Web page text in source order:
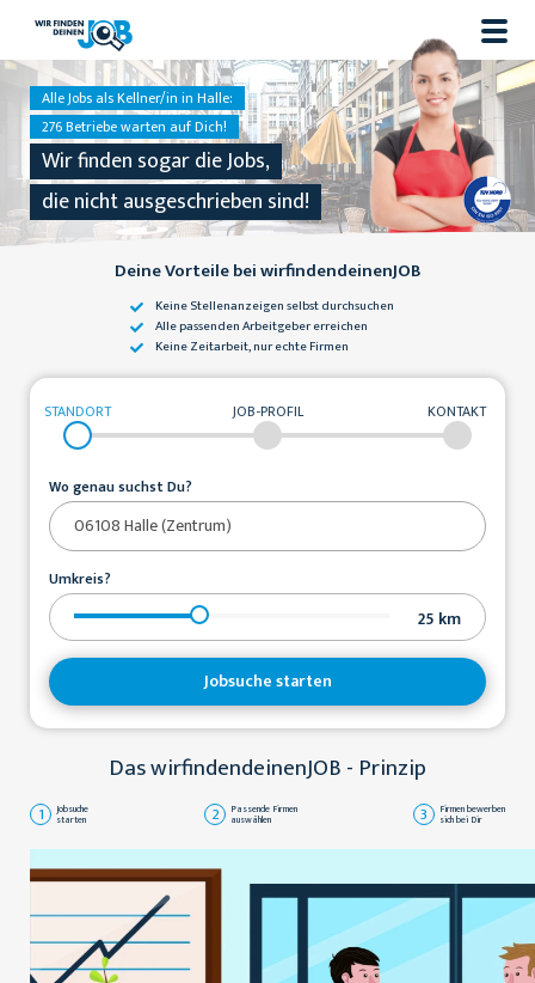
Alle Jobs als Kellner/in in Halle:
276 Betriebe warten auf Dich!
Wir finden sogar die Jobs,
die nicht ausgeschrieben sind!
Deine Vorteile bei wirfindendeinenJOB
Keine Stellenanzeigenselbst durchsuchen
Alle passendenArbeitgeber erreichen
Keine Zeitarbeit,nur echte Firmen
STANDORT JOB-PROFIL KONTAKT
Wo genau suchst Du?
Umkreis?
25 km
Jobsuche starten
Das wirfindendeinenJOB - Prinzip
1 Jobsuche
starten 2 Passende Firmen
auswählen 3 Firmen bewerben
sich bei Dir